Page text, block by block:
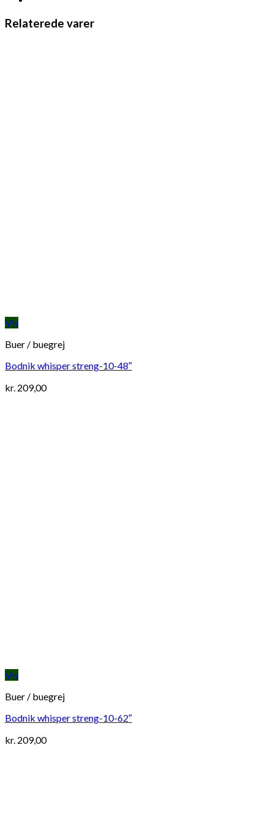
Relaterede varer
Vis
Buer / buegrej
Bodnik whisper streng-10-48″
kr. 209,00
Vis
Buer / buegrej
Bodnik whisper streng-10-62″
kr. 209,00